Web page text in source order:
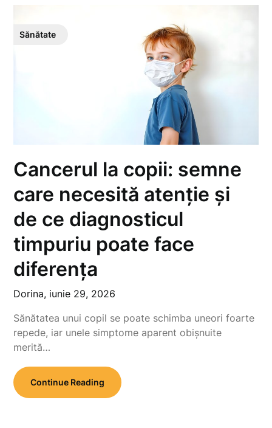
Sănătate
Cancerul la copii: semne
care necesită atenție și
de ce diagnosticul
timpuriu poate face
diferența
Dorina, iunie 29, 2026
Sănătatea unui copil se poate schimba uneori foarte
repede, iar unele simptome aparent obișnuite
merită…
Continue Reading